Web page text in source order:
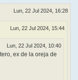
Lun, 22 Jul 2024, 16:28
Lun, 22 Jul 2024, 15:44
Lun, 22 Jul 2024, 10:40
ex de la oreja de